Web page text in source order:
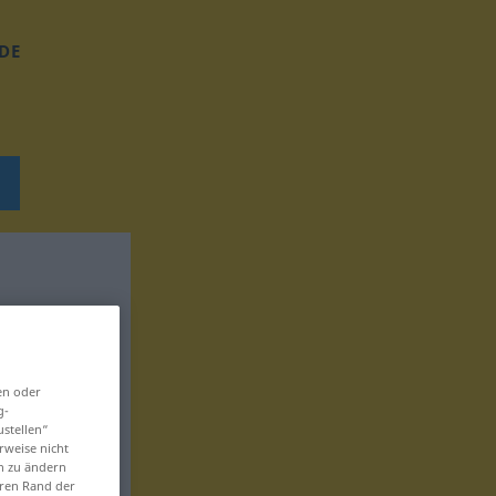
DE
oder
nicht
zu ändern
Rand der